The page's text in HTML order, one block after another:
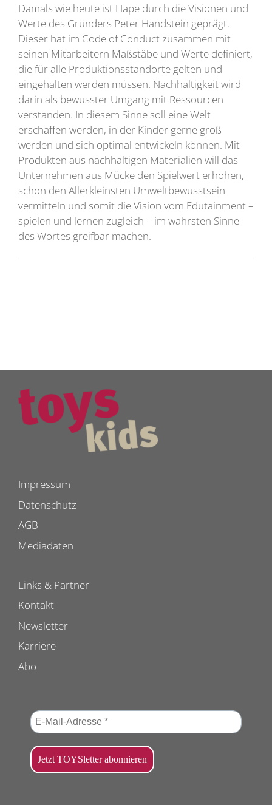
Damals wie heute ist Hape durch die Visionen und
Werte des Gründers Peter Handstein geprägt.
Dieser hat im Code of Conduct zusammen mit
seinen Mitarbeitern Maßstäbe und Werte definiert,
die für alle Produktionsstandorte gelten und
eingehalten werden müssen. Nachhaltigkeit wird
darin als bewusster Umgang mit Ressourcen
verstanden. In diesem Sinne soll eine Welt
erschaffen werden, in der Kinder gerne groß
werden und sich optimal entwickeln können. Mit
Produkten aus nachhaltigen Materialien will das
Unternehmen aus Mücke den Spielwert erhöhen,
schon den Allerkleinsten Umweltbewusstsein
vermitteln und somit die Vision vom Edutainment –
spielen und lernen zugleich – im wahrsten Sinne
des Wortes greifbar machen.
Impressum
Datenschutz
AGB
Mediadaten
Links & Partner
Kontakt
Newsletter
Karriere
Abo